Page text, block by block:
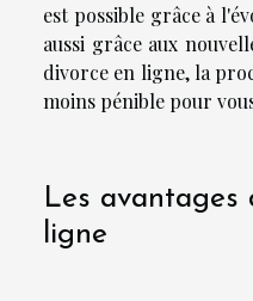
est possible grâce à
aussi grâce aux
divorce en ligne, la
moins pénible pour
Les avantages
ligne